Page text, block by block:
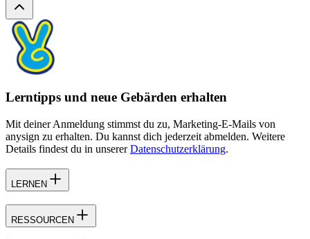
Lerntipps und neue Gebärden erhalten
Mit deiner Anmeldung stimmst du zu, Marketing-E-Mails von
anysign zu erhalten. Du kannst dich jederzeit abmelden. Weitere
Details findest du in unserer Datenschutzerklärung.
LERNEN
RESSOURCEN